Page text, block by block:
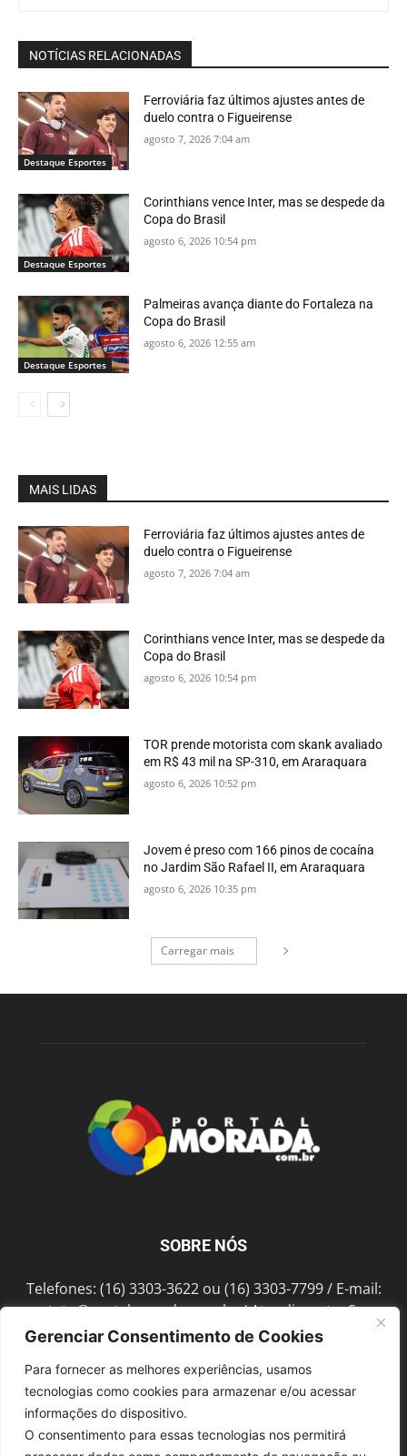
Gerenciar Consentimento de Cookies
Para fornecer as melhores experiências, usamos
tecnologias como cookies para armazenar e/ou acessar
informações do dispositivo.
O consentimento para essas tecnologias nos permitirá
NOTÍCIAS RELACIONADAS
Destaque Esportes
Ferroviária faz últimos ajustes antes de
duelo contra o Figueirense
agosto 7, 2026 7:04 am
Destaque Esportes
Corinthians vence Inter, mas se despede da
Copa do Brasil
agosto 6, 2026 10:54 pm
Destaque Esportes
Palmeiras avança diante do Fortaleza na
Copa do Brasil
agosto 6, 2026 12:55 am
MAIS LIDAS
Ferroviária faz últimos ajustes antes de
duelo contra o Figueirense
agosto 7, 2026 7:04 am
Corinthians vence Inter, mas se despede da
Copa do Brasil
agosto 6, 2026 10:54 pm
TOR prende motorista com skank avaliado
em R$ 43 mil na SP-310, em Araraquara
agosto 6, 2026 10:52 pm
Jovem é preso com 166 pinos de cocaína
no Jardim São Rafael II, em Araraquara
agosto 6, 2026 10:35 pm
Carregar mais
SOBRE NÓS
Telefones: (16) 3303-3622 ou (16) 3303-7799 / E-mail:
contato@portalmorada.com.br/ Atendimento: Seg a
Sex das 8h às 18h / Endereço: Av. Bento de Abreu, 889
SIGA-NOS